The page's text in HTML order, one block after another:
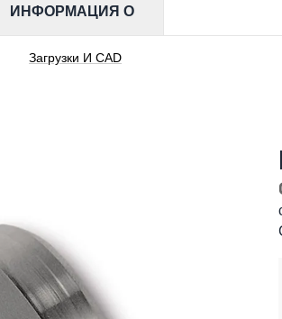
ИНФОРМАЦИЯ О
Загрузки И CAD